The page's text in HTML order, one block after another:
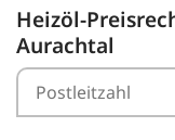
Heizöl-
Aurachtal